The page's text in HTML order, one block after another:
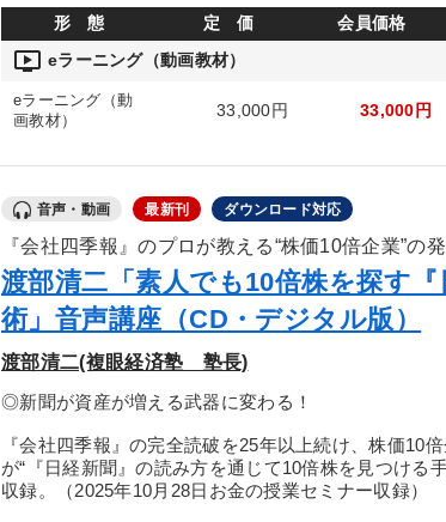
形 態 定 価 会員価格
ondemand_video eラーニング（動画教材）
eラーニング（動
画教材）
33,000円 33,000円
音声・動画 最新刊 ダウンロード対応
『会社四季報』のプロが教える“株価10倍企業”の
渡部清二「素人でも10倍株を探す『
術」音声講座（CD・デジタル版）
渡部清二(複眼経済塾 塾長)
◎新聞が資産が増える武器に変わる！
『会社四季報』の完全読破を25年以上続け、株価10
が“『日経新聞』の読み方を通じて10倍株を見つける
収録。（2025年10月28日お金の授業セミナー収録）